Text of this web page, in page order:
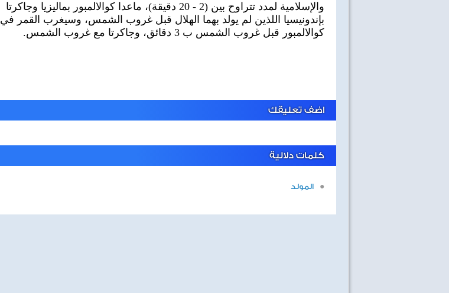
والإسلامية لمدد تتراوح بين (2 - 20 دقيقة)، ماعدا كوالالمبور بماليزيا وجاكرتا
بإندونيسيا اللذين لم يولد بهما الهلال قبل غروب الشمس، وسيغرب القمر في
كوالالمبور قبل غروب الشمس ب 3 دقائق، وجاكرتا مع غروب الشمس.
اضف تعليقك
كلمات دلالية
المولد